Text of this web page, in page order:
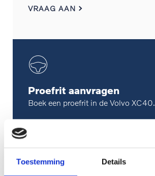
Toestemming Details
VRAAG AAN
Proefrit aanvragen
Boek een proefrit in de Volvo XC40.